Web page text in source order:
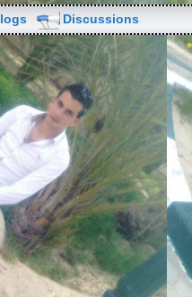
Discussions